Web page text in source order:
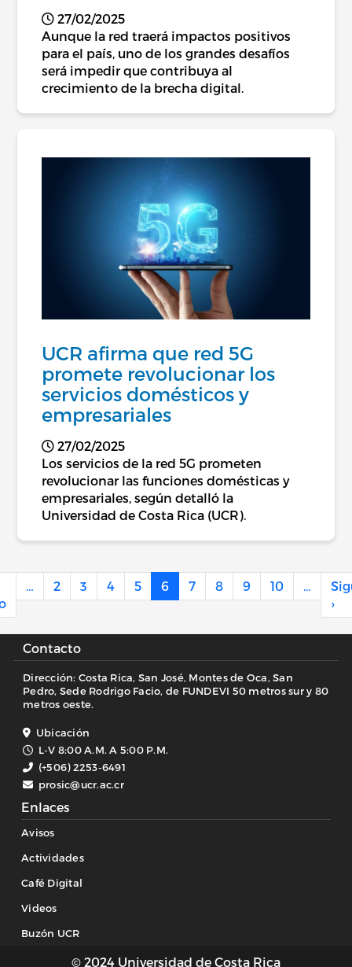
27/02/2025
Aunque la red traerá impactos positivos
para el país, uno de los grandes desafíos
será impedir que contribuya al
crecimiento de la brecha digital.
UCR afirma que red 5G
promete revolucionar los
servicios domésticos y
empresariales
27/02/2025
Los servicios de la red 5G prometen
revolucionar las funciones domésticas y
empresariales, según detalló la
Universidad de Costa Rica (UCR).
Paginación
Página anterior
… 2 3 4 5 6 7 8 9 10 …
›
Contacto
Dirección: Costa Rica, San José, Montes de Oca, San
Pedro, Sede Rodrigo Facio, de FUNDEVI 50 metros sur y 80
metros oeste.
Ubicación
L-V 8:00 A.M. A 5:00 P.M.
(+506) 2253-6491
prosic@ucr.ac.cr
Enlaces
Avisos
Actividades
Café Digital
Videos
Buzón UCR
© 2024 Universidad de Costa Rica